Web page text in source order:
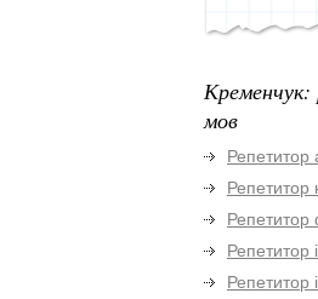
Кременчук:
мов
Репетитор
Репетитор
Репетитор
Репетитор
Репетитор